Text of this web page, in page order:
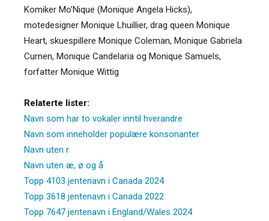
Komiker Mo’Nique (Monique Angela Hicks),
motedesigner Monique Lhuillier, drag queen Monique
Heart, skuespillere Monique Coleman, Monique Gabriela
Curnen, Monique Candelaria og Monique Samuels,
forfatter Monique Wittig
Relaterte lister:
Navn som har to vokaler inntil hverandre
Navn som inneholder populære konsonanter
Navn uten r
Navn uten æ, ø og å
Topp 4103 jentenavn i Canada 2024
Topp 3618 jentenavn i Canada 2022
Topp 7647 jentenavn i England/Wales 2024